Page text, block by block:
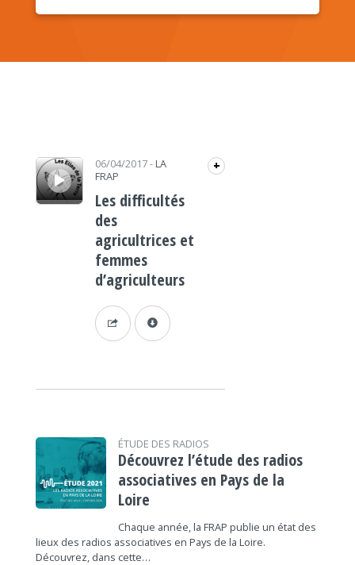
Lecteur audio 06/04/2017- LA
FRAP
+
Les difficultés
des
agricultrices et
femmes
d’agriculteurs
ÉTUDE DES RADIOS
Découvrez l’étude des radios
associatives en Pays de la
Loire
Chaque année, la FRAP publie un état des
lieux des radios associatives en Pays de la Loire.
Découvrez, dans cette…